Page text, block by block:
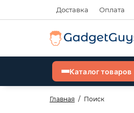
Доставка Оплата
Каталог товаров
Главная Поиск